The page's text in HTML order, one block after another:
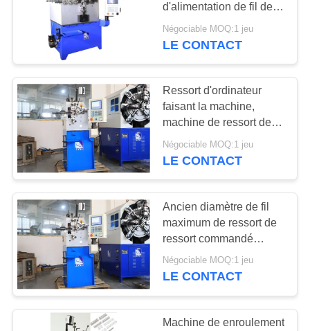
DEMANDEZ
UNE
CITATION
PLAN
DU
SITE
PRIVACY
POLICY
Machine à cintrer de
ressort
42
machine à cintrer de
fil
17
d'alimentation de fil de
machine de ressort de
diamètre de fil de trois à
Négociable MOQ:1 jeu
LE CONTACT
Ressort d'ordinateur
faisant la machine,
machine de ressort de
torsion de commande
numérique par
Négociable MOQ:1 jeu
LE CONTACT
Ancien diamètre de fil
maximum de ressort de
ressort commandé
superbe de moteur servo
0.80mm
Négociable MOQ:1 jeu
LE CONTACT
Machine de enroulement